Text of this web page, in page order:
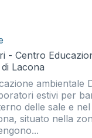
- Centro
Lacona
ambientale
estivi per
delle sale e
situato nella